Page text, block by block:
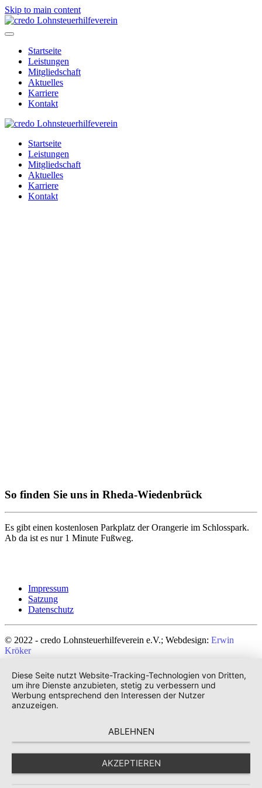
Skip to main content
Startseite
Leistungen
Mitgliedschaft
Aktuelles
Karriere
Kontakt
Startseite
Leistungen
Mitgliedschaft
Aktuelles
Karriere
Kontakt
So finden Sie uns in Rheda-Wiedenbrück
Es gibt einen kostenlosen Parkplatz der Orangerie im Schlosspark.
Ab da ist es nur 1 Minute Fußweg.
Impressum
Satzung
Datenschutz
© 2022 - credo Lohnsteuerhilfeverein e.V.; Webdesign: Erwin
Kröker
Diese Seite nutzt Website-Tracking-Technologien von Dritten,
um ihre Dienste anzubieten, stetig zu verbessern und
Werbung entsprechend den Interessen der Nutzer
anzuzeigen.
ABLEHNEN
AKZEPTIEREN